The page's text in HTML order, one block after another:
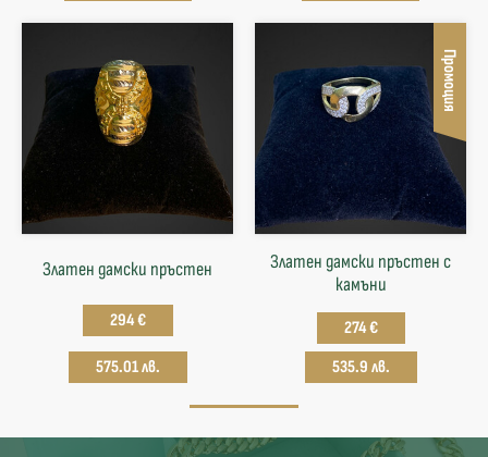
Златен дамски пръстен
294 €
575.01 лв.
Промоция
Златен дамски пръстен с
камъни
274 €
535.9 лв.